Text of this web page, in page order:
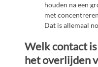
houden na een
met
Dat is allemaal
Welk contact
het overlijden